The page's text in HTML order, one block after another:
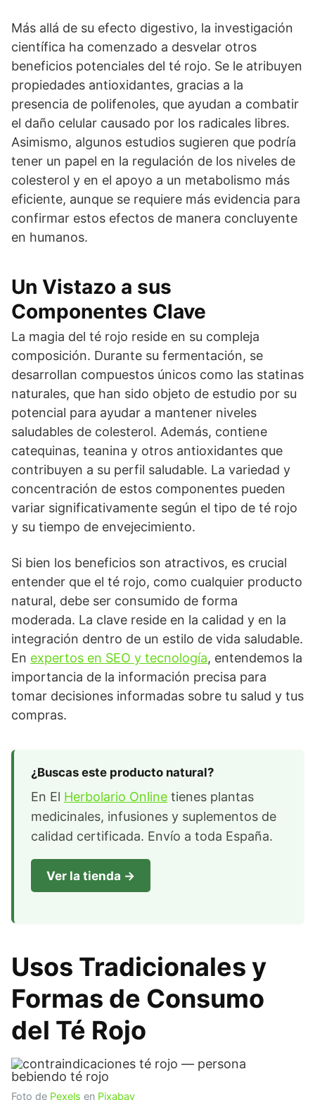
Más allá de su efecto digestivo, la investigación
científica ha comenzado a desvelar otros
beneficios potenciales del té rojo. Se le atribuyen
propiedades antioxidantes, gracias a la
presencia de polifenoles, que ayudan a combatir
el daño celular causado por los radicales libres.
Asimismo, algunos estudios sugieren que podría
tener un papel en la regulación de los niveles de
colesterol y en el apoyo a un metabolismo más
eficiente, aunque se requiere más evidencia para
confirmar estos efectos de manera concluyente
en humanos.
Un Vistazo a sus
Componentes Clave
La magia del té rojo reside en su compleja
composición. Durante su fermentación, se
desarrollan compuestos únicos como las statinas
naturales, que han sido objeto de estudio por su
potencial para ayudar a mantener niveles
saludables de colesterol. Además, contiene
catequinas, teanina y otros antioxidantes que
contribuyen a su perfil saludable. La variedad y
concentración de estos componentes pueden
variar significativamente según el tipo de té rojo
y su tiempo de envejecimiento.
Si bien los beneficios son atractivos, es crucial
entender que el té rojo, como cualquier producto
natural, debe ser consumido de forma
moderada. La clave reside en la calidad y en la
integración dentro de un estilo de vida saludable.
En expertos en SEO y tecnología, entendemos la
importancia de la información precisa para
tomar decisiones informadas sobre tu salud y tus
compras.
¿Buscas este producto natural?
En El Herbolario Online tienes plantas
medicinales, infusiones y suplementos de
calidad certificada. Envío a toda España.
Ver la tienda →
Usos Tradicionales y
Formas de Consumo
del Té Rojo
Foto de Pexels en Pixabay